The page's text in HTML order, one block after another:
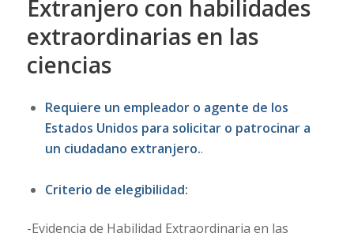
Extranjero con habilidades
extraordinarias en las
ciencias
Requiere un empleador o agente de los
Estados Unidos para solicitar o patrocinar a
un ciudadano extranjero..
Criterio de elegibilidad:
-Evidencia de Habilidad Extraordinaria en las